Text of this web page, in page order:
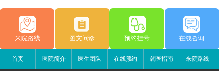
来院路线 图文问诊 预约挂号 在线咨询
首页 医院简介 医生团队 在线预约 就医指南 来院路线